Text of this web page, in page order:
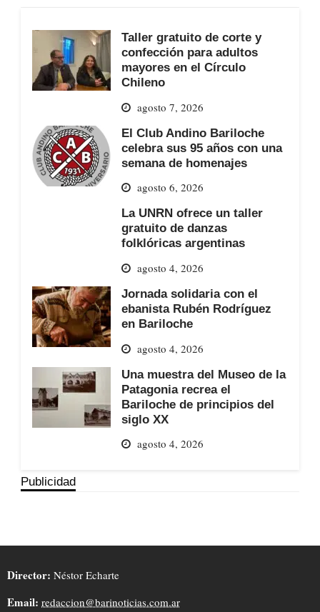
Taller gratuito de corte y
confección para adultos
mayores en el Círculo
Chileno
agosto 7, 2026
El Club Andino Bariloche
celebra sus 95 años con una
semana de homenajes
agosto 6, 2026
La UNRN ofrece un taller
gratuito de danzas
folklóricas argentinas
agosto 4, 2026
Jornada solidaria con el
ebanista Rubén Rodríguez
en Bariloche
agosto 4, 2026
Una muestra del Museo de la
Patagonia recrea el
Bariloche de principios del
siglo XX
agosto 4, 2026
Publicidad
Director: Néstor Echarte
Email: redaccion@barinoticias.com.ar